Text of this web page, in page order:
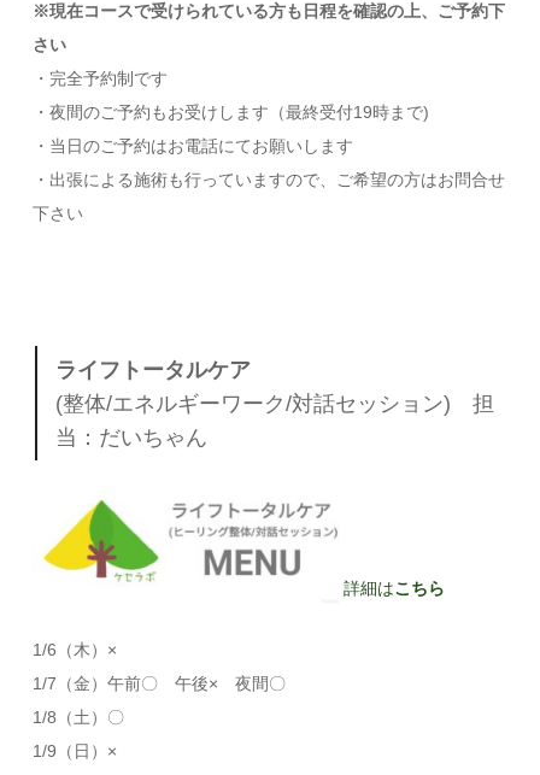
※現在コースで受けられている方も日程を確認の上、ご予約下
さい
・完全予約制です
・夜間のご予約もお受けします（最終受付19時まで)
・当日のご予約はお電話にてお願いします
・出張による施術も行っていますので、ご希望の方はお問合せ
下さい
ライフトータルケア
(整体/エネルギーワーク/対話セッション) 担
当：だいちゃん
詳細はこちら
1/6（木）×
1/7（金）午前〇 午後× 夜間〇
1/8（土）〇
1/9（日）×